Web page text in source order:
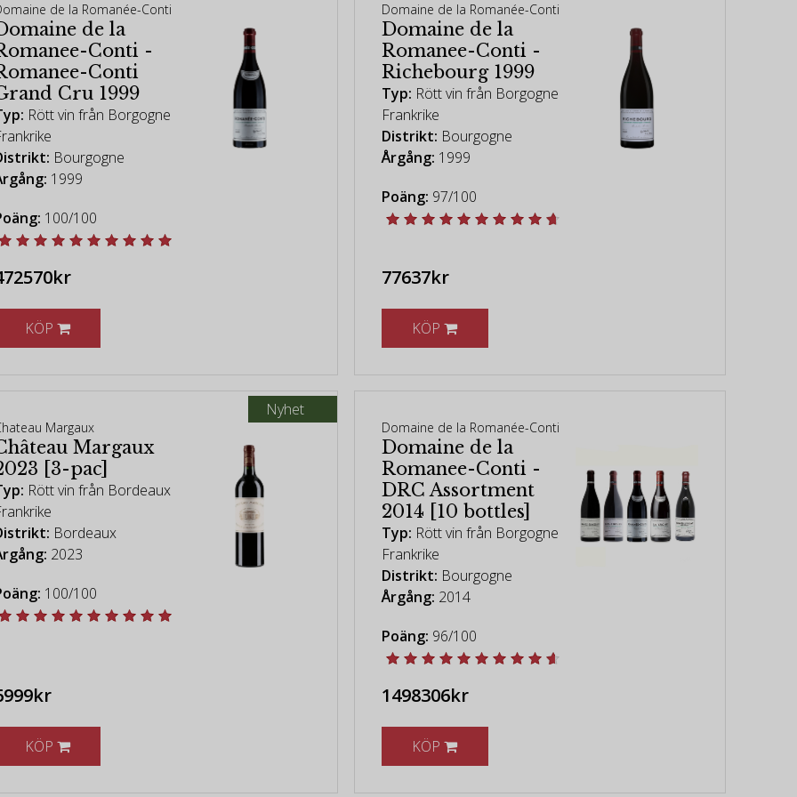
de la Romanée-Conti
de la
Conti -
Conti
Cru 1999
Rött vin från Borgogne
Bourgogne
1999
100/100
KÖP
Domaine de la Romanée-Conti
Domaine de la
Romanee-Conti -
Richebourg 1999
Typ: Rött vin från Borgogne
Frankrike
Distrikt: Bourgogne
Årgång: 1999
Poäng: 97/100
77637kr
KÖP
Nyhet
Margaux
Margaux
[3-pac]
Rött vin från Bordeaux
Bordeaux
2023
100/100
KÖP
Domaine de la Romanée-Conti
Domaine de la
Romanee-Conti -
DRC Assortment
2014 [10 bottles]
Typ: Rött vin från Borgogne
Frankrike
Distrikt: Bourgogne
Årgång: 2014
Poäng: 96/100
1498306kr
KÖP